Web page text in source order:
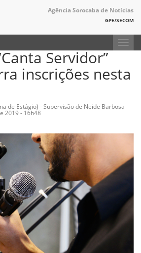
Agência Sorocaba de Notícias
GPE/SECOM
Servidor”
inscrições nesta
de Estágio) - Supervisão de Neide Barbosa
2019 - 16h48